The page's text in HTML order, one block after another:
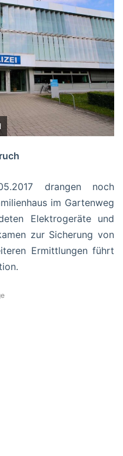
drangen noch
im Gartenweg
Elektrogeräte und
zur Sicherung von
Ermittlungen führt